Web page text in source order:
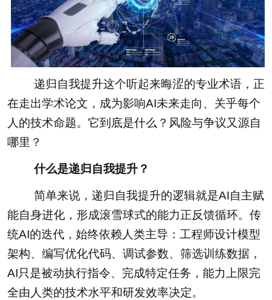
递归自我提升这个听起来晦涩的专业术语，正
在走出学术论文，成为影响AI未来走向、关乎每个
人的技术命题。它到底是什么？风险与争议又源自
哪里？
什么是递归自我提升？
简单来说，递归自我提升的逻辑就是AI自主赋
能自身进化，形成滚雪球式的能力正反馈循环。传
统AI的迭代，始终依赖人类主导：工程师设计模型
架构、编写优化代码、调试参数、筛选训练数据，
AI只是被动执行指令、完成特定任务，能力上限完
全由人类的技术水平和研发效率决定。